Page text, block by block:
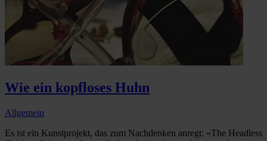
Wie ein kopfloses Huhn
Allgemein
Es ist ein Kunstprojekt, das zum Nachdenken anregt: »The Headless